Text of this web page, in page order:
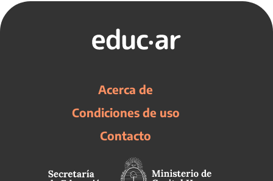
Acerca de
Condiciones de uso
Contacto